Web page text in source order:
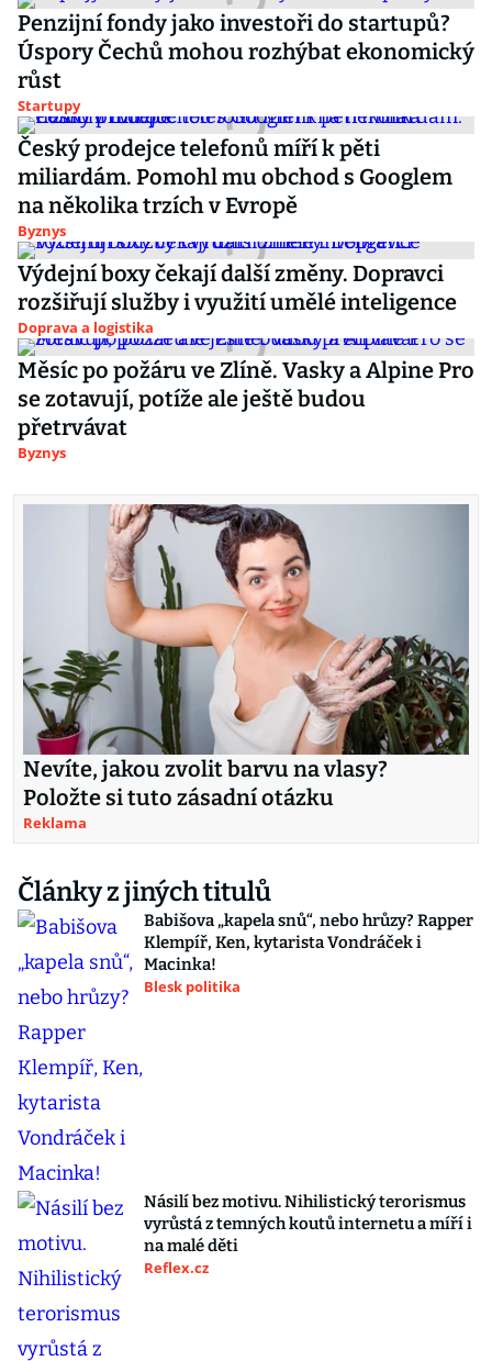
Penzijní fondy jako investoři do startupů?
Úspory Čechů mohou rozhýbat ekonomický
růst
Startupy
Český prodejce telefonů míří k pěti
miliardám. Pomohl mu obchod s Googlem
na několika trzích v Evropě
Byznys
Výdejní boxy čekají další změny. Dopravci
rozšiřují služby i využití umělé inteligence
Doprava a logistika
Měsíc po požáru ve Zlíně. Vasky a Alpine Pro
se zotavují, potíže ale ještě budou
přetrvávat
Byznys
Nevíte, jakou zvolit barvu na vlasy?
Položte si tuto zásadní otázku
Reklama
Články z jiných titulů
Babišova „kapela snů“, nebo hrůzy? Rapper
Klempíř, Ken, kytarista Vondráček i
Macinka!
Blesk politika
Násilí bez motivu. Nihilistický terorismus
vyrůstá z temných koutů internetu a míří i
na malé děti
Reflex.cz